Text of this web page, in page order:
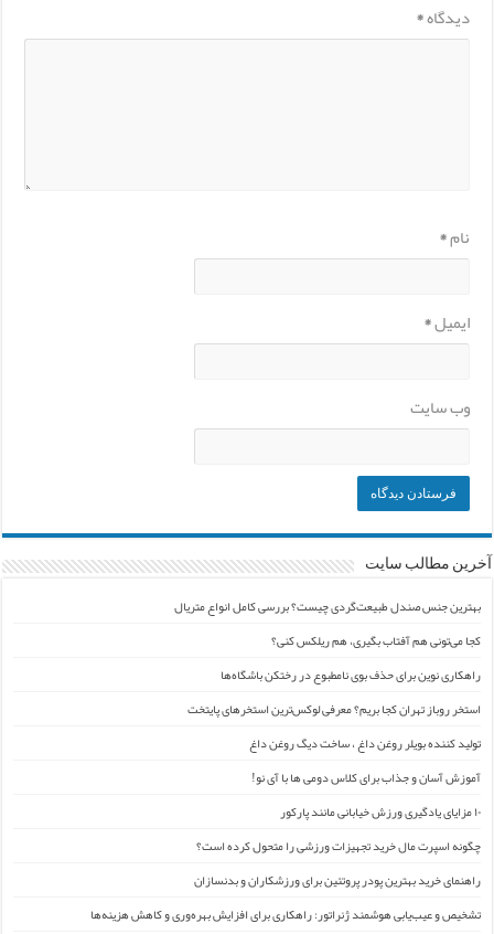
دیدگاه*
نام*
ایمیل*
وب‌ سایت
آخرین مطالب سایت
بهترین جنس صندل طبیعت‌گردی چیست؟ بررسی کامل انواع متریال
کجا می‌تونی هم آفتاب بگیری، هم ریلکس کنی؟
راهکاری نوین برای حذف بوی نامطبوع در رختکن باشگاه‌ها
استخر روباز تهران کجا بریم؟ معرفی لوکس‌ترین استخرهای پایتخت
تولید کننده بویلر روغن داغ ، ساخت دیگ روغن داغ
آموزش آسان و جذاب برای کلاس دومی ها با آی نو!
۱۰ مزایای یادگیری ورزش خیابانی مانند پارکور
چگونه اسپرت مال خرید تجهیزات ورزشی را متحول کرده است؟
راهنمای خرید بهترین پودر پروتئین برای ورزشکاران و بدنسازان
تشخیص و عیب‌یابی هوشمند ژنراتور: راهکاری برای افزایش بهره‌وری و کاهش هزینه‌ها